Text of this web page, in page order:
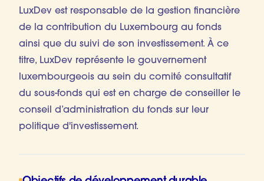
LuxDev est responsable de la gestion financière
de la contribution du Luxembourg au fonds
ainsi que du suivi de son investissement. À ce
titre, LuxDev représente le gouvernement
luxembourgeois au sein du comité consultatif
du sous-fonds qui est en charge de conseiller le
conseil d’administration du fonds sur leur
politique d'investissement.